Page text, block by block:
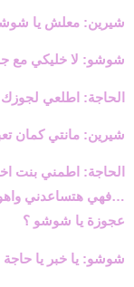
شيرين: معلش يا
شوشو: لا خليكي مع
الحاجة: اطلعي لجوزك
شيرين: مانتي كمان
الحاجة: اطمني بنت
…فهي هتساعدني
عجوزة يا شوشو ؟
شوشو: يا خبر يا